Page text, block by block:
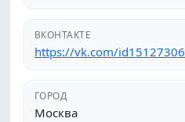
ВКОНТАКТЕ
https://vk.com/id15127306
ГОРОД
Москва